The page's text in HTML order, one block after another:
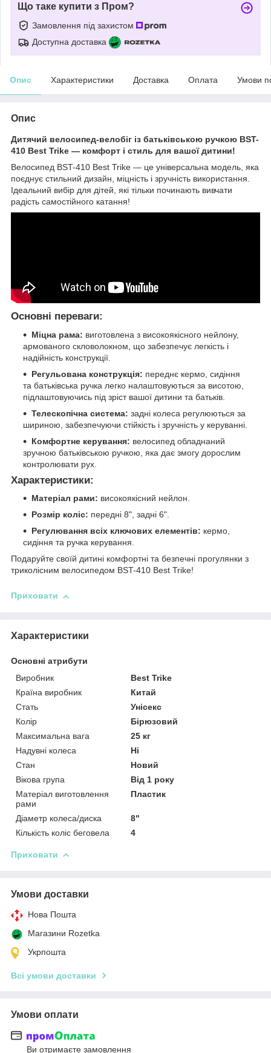
Разрешите сайту all-baby.com.ua
отправлять вам уведомления
Що таке купити з Пром?
Замовлення під захистом
Доступна доставка
Опис Характеристики Доставка Оплата Умови
Опис
Дитячий велосипед-велобіг із батьківською ручкою BST-
410 Best Trike — комфорт і стиль для вашої дитини!
Велосипед BST-410 Best Trike — це універсальна модель, яка
поєднує стильний дизайн, міцність і зручність використання.
Ідеальний вибір для дітей, які тільки починають вивчати
радість самостійного катання!
Основні переваги:
Міцна рама: виготовлена з високоякісного нейлону,
армованого скловолокном, що забезпечує легкість і
надійність конструкції.
Регульована конструкція: переднє кермо, сидіння
та батьківська ручка легко налаштовуються за висотою,
підлаштовуючись під зріст вашої дитини та батьків.
Телескопічна система: задні колеса регулюються за
шириною, забезпечуючи стійкість і зручність у керуванні.
Комфортне керування: велосипед обладнаний
зручною батьківською ручкою, яка дає змогу дорослим
контролювати рух.
Характеристики:
Матеріал рами: високоякісний нейлон.
Розмір коліс: передні 8", задні 6".
Регулювання всіх ключових елементів: кермо,
сидіння та ручка керування.
Подаруйте своїй дитині комфортні та безпечні прогулянки з
триколісним велосипедом BST-410 Best Trike!
Приховати
Характеристики
Основні атрибути
Виробник
Best Trike
Країна виробник
Китай
Стать
Унісекс
Колір
Бірюзовий
Максимальна вага
25 кг
Надувні колеса
Ні
Стан
Новий
Вікова група
Від 1 року
Матеріал виготовлення
рами
Пластик
Діаметр колеса/диска
8"
Кількість коліс беговела
4
Приховати
Умови доставки
Нова Пошта
Магазини Rozetka
Укрпошта
Всі умови доставки
Умови оплати
Ви отримаєте замовлення